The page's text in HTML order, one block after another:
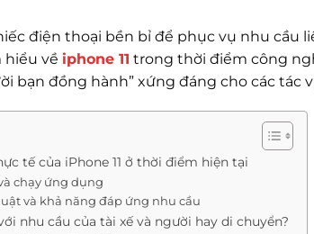
điện thoại bền bỉ để phục vụ nhu cầu
hiểu về iphone 11 trong thời điểm công
bạn đồng hành” xứng đáng cho các tác
tế của iPhone 11 ở thời điểm hiện tại
chạy ứng dụng
và khả năng đáp ứng nhu cầu
nhu cầu của tài xế và người hay di chuyển?